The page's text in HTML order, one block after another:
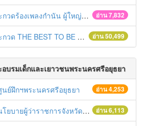
อ่าน 7,832
ร้องเพลงกำนัน ผู้ใหญ่บ้าน ฯลฯ
อ่าน 50,499
BEST TO BE NUMBER ONE
บรมเด็กและเยาวชนพระนครศรีอยุธยา
อ่าน 4,253
นย์ฝึกฯพระนครศรีอยุธยา
อ่าน 6,113
าราชการจังหวัดพระนครศรีอยุธยา